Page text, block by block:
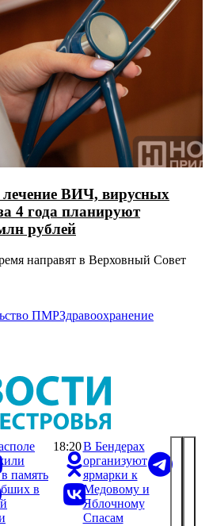
ВИЧ, вирусных
4 года планируют
рублей
направят в Верховный Совет
ПМРЗдравоохранение
память
в
18:20В Бендерах
организуют
ярмарки к
Медовому и
Яблочному
Спасам